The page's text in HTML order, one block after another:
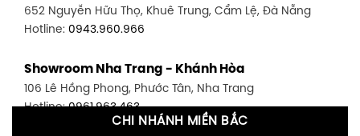
Hotline:0902.716.230
591 Hoàng Văn Thụ, P. 4, Tân Bình, TP HCM
Hotline:0906.256.759
652 Nguyễn Hữu Thọ, Khuê Trung, Cẩm Lệ, Đà Nẵng
Hotline: 0943.960.966
Showroom Nha Trang - Khánh Hòa
106 Lê Hồng Phong, Phước Tân, Nha Trang
Hotline:0961.963.463
CHI NHÁNH MIỀN BẮC